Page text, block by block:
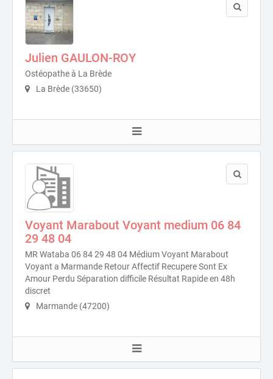
Julien GAULON-ROY
Ostéopathe à La Brède
La Brède (33650)
Voyant Marabout Voyant medium 06 84
29 48 04
MR Wataba 06 84 29 48 04 Médium Voyant Marabout
Voyant a Marmande Retour Affectif Recupere Sont Ex
Amour Perdu Séparation difficile Résultat Rapide en 48h
discret
Marmande (47200)